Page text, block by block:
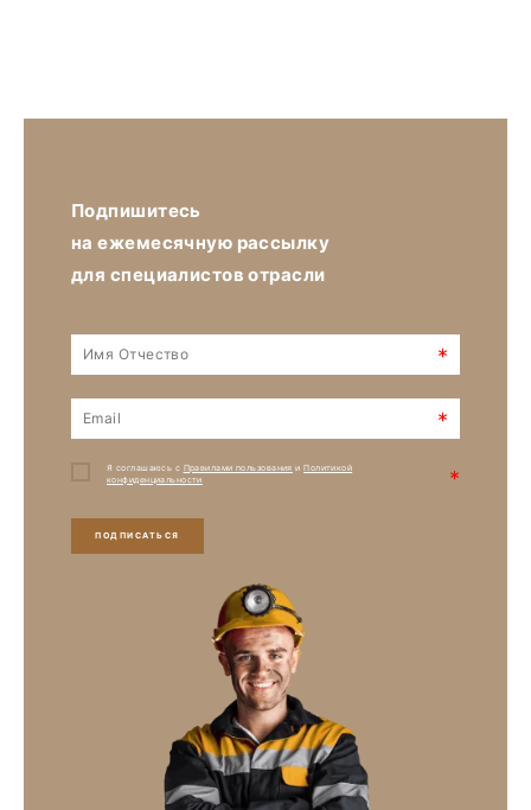
Подпишитесь
на ежемесячную рассылку
для специалистов отрасли
*
*
Я соглашаюсь с Правилами пользования иПолитикой
конфиденциальности
*
ПОДПИСАТЬСЯ